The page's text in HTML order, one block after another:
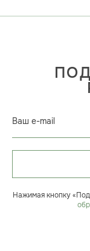
Ваш e-mail
Нажимая кнопку